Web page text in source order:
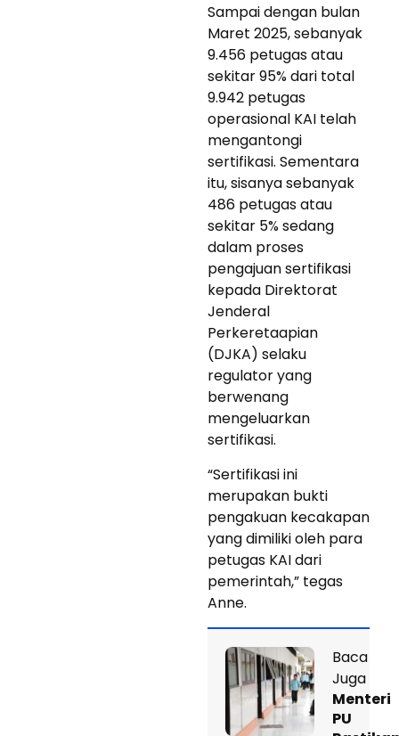
Sampai dengan bulan
Maret 2025, sebanyak
9.456 petugas atau
sekitar 95% dari total
9.942 petugas
operasional KAI telah
mengantongi
sertifikasi. Sementara
itu, sisanya sebanyak
486 petugas atau
sekitar 5% sedang
dalam proses
pengajuan sertifikasi
kepada Direktorat
Jenderal
Perkeretaapian
(DJKA) selaku
regulator yang
berwenang
mengeluarkan
sertifikasi.
“Sertifikasi ini
merupakan bukti
pengakuan kecakapan
yang dimiliki oleh para
petugas KAI dari
pemerintah,” tegas
Anne.
Baca
Juga
Menteri
PU